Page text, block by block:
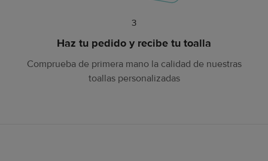
Artículo
3
Haz tu pedido y recibe tu toalla
Comprueba de primera mano la calidad de nuestras
toallas personalizadas